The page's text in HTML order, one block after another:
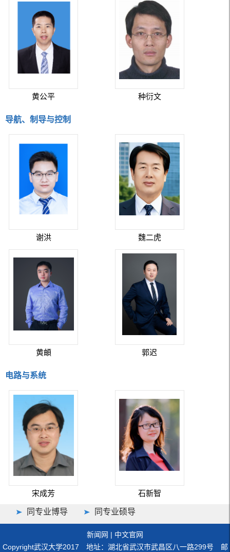
黄公平 种衍文
导航、制导与控制
谢洪 魏二虎
黄頔 郭迟
电路与系统
宋成芳 石新智
同专业博导 同专业硕导
新闻网 | 中文官网
Copyright武汉大学2017 地址：湖北省武汉市武昌区八一路299号 邮